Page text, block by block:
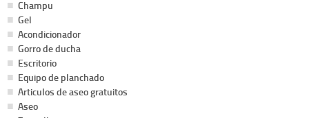
Champu
Gel
Acondicionador
Gorro de ducha
Escritorio
Equipo de planchado
Articulos de aseo gratuitos
Aseo